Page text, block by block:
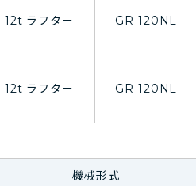
12t ラフター GR-120NL
12t ラフター GR-120NL
機械形式